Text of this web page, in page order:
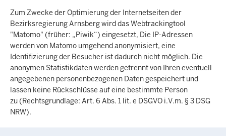
Zum Zwecke der Optimierung der Internetseiten der
Bezirksregierung Arnsberg wird das Webtrackingtool
"Matomo" (früher: „Piwik“) eingesetzt, Die IP-Adressen
werden von Matomo umgehend anonymisiert, eine
Identifizierung der Besucher ist dadurch nicht möglich. Die
anonymen Statistikdaten werden getrennt von Ihren eventuell
angegebenen personenbezogenen Daten gespeichert und
lassen keine Rückschlüsse auf eine bestimmte Person
zu (Rechtsgrundlage: Art. 6 Abs. 1 lit. e DSGVO i.V.m. § 3 DSG
NRW).